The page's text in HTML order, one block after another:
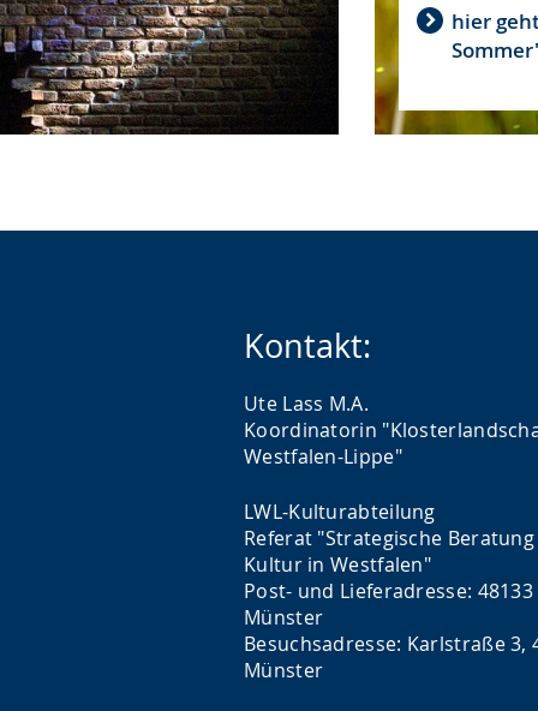
hier
Kontakt:
Ute Lass M.A.
Koordinatorin
Westfalen-Lippe"
LWL-Kulturabteilung
Referat "Strategische
Kultur in Westfalen"
Post- und Lieferadresse: 48133
Münster
Besuchsadresse: Karlstraße 3,
Münster